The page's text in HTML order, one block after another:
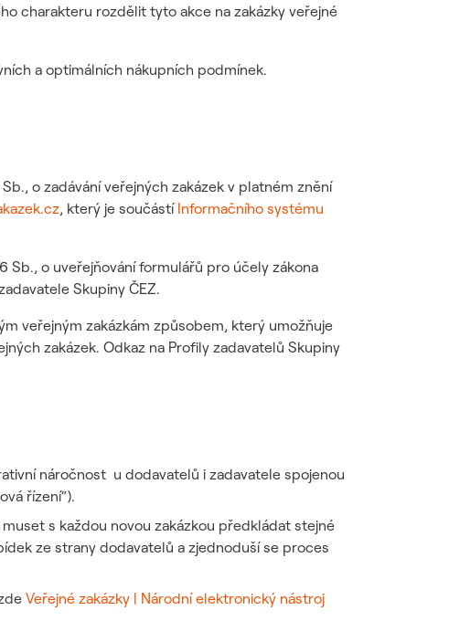
charakteru rozdělit tyto akce na zakázky veřejné
a optimálních nákupních podmínek.
o zadávání veřejných zakázek v platném znění
, který je součástí Informačního systému
Sb., o uveřejňování formulářů pro účely zákona
Skupiny ČEZ.
veřejným zakázkám způsobem, který umožňuje
zakázek. Odkaz na Profily zadavatelů Skupiny
náročnost u dodavatelů i zadavatele spojenou
řízení“).
s každou novou zakázkou předkládat stejné
ze strany dodavatelů a zjednoduší se proces
Veřejné zakázky | Národní elektronický nástroj